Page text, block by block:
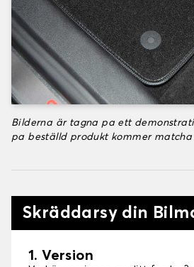
Bilderna är tagna pa ett
pa beställd produkt kommer
Skräddarsy din
1. Version